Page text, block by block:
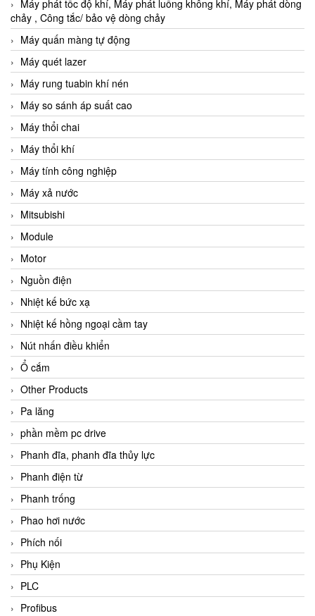
Máy phát tốc độ khí, Máy phát luồng không khí, Máy phát dòng
chảy , Công tắc/ bảo vệ dòng chảy
Máy quấn màng tự động
Máy quét lazer
Máy rung tuabin khí nén
Máy so sánh áp suất cao
Máy thổi chai
Máy thổi khí
Máy tính công nghiệp
Máy xả nước
Mitsubishi
Module
Motor
Nguồn điện
Nhiệt kế bức xạ
Nhiệt kế hồng ngoại cầm tay
Nút nhấn điều khiển
Ổ cắm
Other Products
Pa lăng
phần mềm pc drive
Phanh đĩa, phanh đĩa thủy lực
Phanh điện từ
Phanh trống
Phao hơi nước
Phích nối
Phụ Kiện
PLC
Profibus